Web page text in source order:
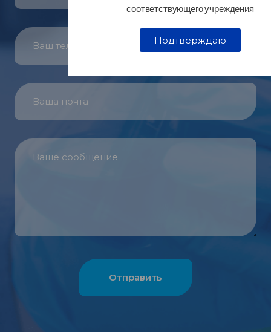
соответствующего учреждения
Подтверждаю